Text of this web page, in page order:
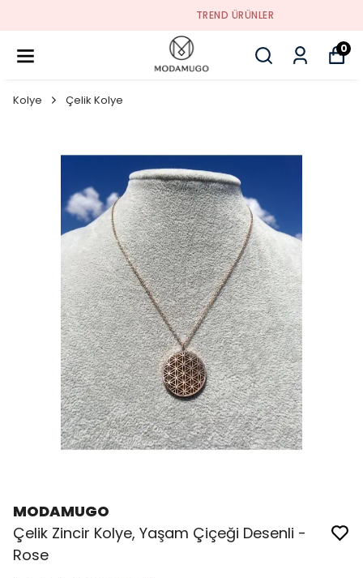
TREND ÜRÜNLER
0
Kolye Çelik Kolye
MODAMUGO
Çelik Zincir Kolye, Yaşam Çiçeği Desenli -
Rose